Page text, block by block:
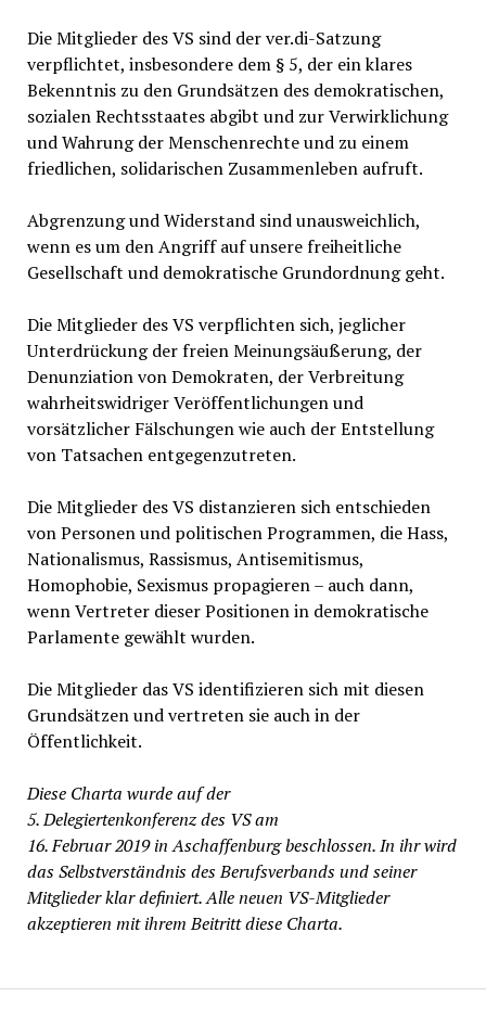
Die Mitglieder des VS sind der ver.di-Satzung
verpflichtet, insbesondere dem § 5, der ein klares
Bekenntnis zu den Grundsätzen des demokratischen,
sozialen Rechtsstaates abgibt und zur Verwirklichung
und Wahrung der Menschenrechte und zu einem
friedlichen, solidarischen Zusammenleben aufruft.
Abgrenzung und Widerstand sind unausweichlich,
wenn es um den Angriff auf unsere freiheitliche
Gesellschaft und demokratische Grundordnung geht.
Die Mitglieder des VS verpflichten sich, jeglicher
Unterdrückung der freien Meinungsäußerung, der
Denunziation von Demokraten, der Verbreitung
wahrheitswidriger Veröffentlichungen und
vorsätzlicher Fälschungen wie auch der Entstellung
von Tatsachen entgegenzutreten.
Die Mitglieder des VS distanzieren sich entschieden
von Personen und politischen Programmen, die Hass,
Nationalismus, Rassismus, Antisemitismus,
Homophobie, Sexismus propagieren – auch dann,
wenn Vertreter dieser Positionen in demokratische
Parlamente gewählt wurden.
Die Mitglieder das VS identifizieren sich mit diesen
Grundsätzen und vertreten sie auch in der
Öffentlichkeit.
Diese Charta wurde auf der
5. Delegiertenkonferenz des VS am
16. Februar 2019 in Aschaffenburg beschlossen. In ihr wird
das Selbstverständnis des Berufsverbands und seiner
Mitglieder klar definiert. Alle neuen VS-Mitglieder
akzeptieren mit ihrem Beitritt diese Charta.